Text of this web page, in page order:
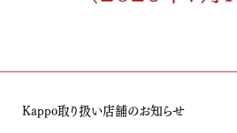
Kappo取り扱い店舗のお知らせ